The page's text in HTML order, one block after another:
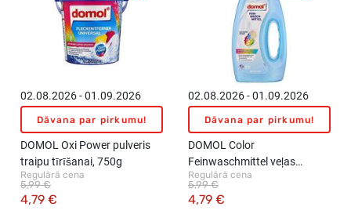
02.08.2026 - 01.09.2026
Dāvana par pirkumu!
DOMOL Oxi Power pulveris
traipu tīrīšanai, 750g
Regulārā cena
4,79 €
5,99 €
02.08.2026 - 01.09.2026
Dāvana par pirkumu!
DOMOL Color
Feinwaschmittel veļas
mazgāšanas līdzeklis,
1500ml
Regulārā cena
4,79 €
5,99 €